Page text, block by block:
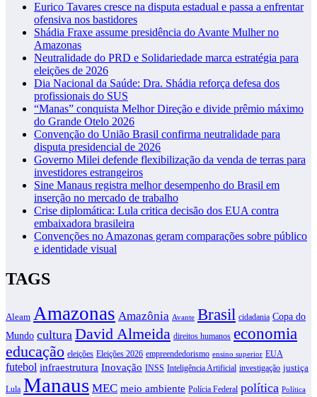
Eurico Tavares cresce na disputa estadual e passa a enfrentar
ofensiva nos bastidores
Shádia Fraxe assume presidência do Avante Mulher no
Amazonas
Neutralidade do PRD e Solidariedade marca estratégia para
eleições de 2026
Dia Nacional da Saúde: Dra. Shádia reforça defesa dos
profissionais do SUS
“Manas” conquista Melhor Direção e divide prêmio máximo
do Grande Otelo 2026
Convenção do União Brasil confirma neutralidade para
disputa presidencial de 2026
Governo Milei defende flexibilização da venda de terras para
investidores estrangeiros
Sine Manaus registra melhor desempenho do Brasil em
inserção no mercado de trabalho
Crise diplomática: Lula critica decisão dos EUA contra
embaixadora brasileira
Convenções no Amazonas geram comparações sobre público
e identidade visual
TAGS
Aleam Amazonas Amazônia Avante Brasil cidadania Copa do
Mundo cultura David Almeida direitos humanos economia
educação eleições Eleições 2026 empreendedorismo ensino superior EUA
futebol infraestrutura Inovação INSS Inteligência Artificial investigação justiça
Lula Manaus MEC meio ambiente Polícia Federal política Política